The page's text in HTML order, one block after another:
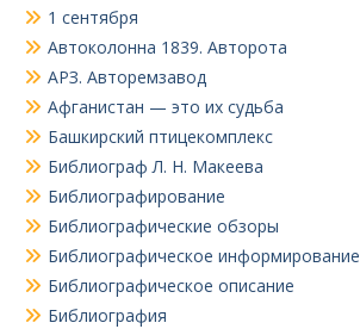
1 сентября
Автоколонна 1839. Авторота
АРЗ. Авторемзавод
Афганистан — это их судьба
Башкирский птицекомплекс
Библиограф Л. Н. Макеева
Библиографирование
Библиографические обзоры
Библиографическое информирование
Библиографическое описание
Библиография